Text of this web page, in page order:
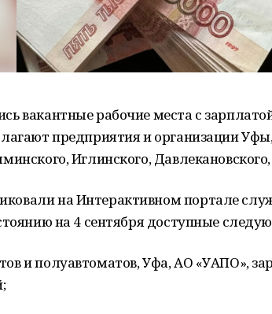
вакантные рабочие места с
предприятия и организации
Иглинского,
на Интерактивном портале
на 4 сентября доступные
и полуавтоматов, Уфа, АО «УАПО»,